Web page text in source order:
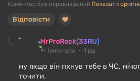
Коментар був перекладений Показати
Відповісти
MrProRock(33RU)
lamb-ada 1 рік
ну якщо він пхнув тебе в ЧС,
точити.